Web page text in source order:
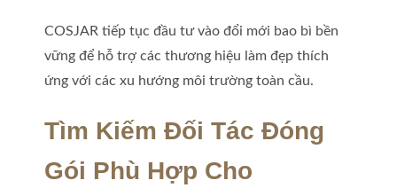
COSJAR tiếp tục đầu tư vào đổi mới bao bì bền
vững để hỗ trợ các thương hiệu làm đẹp thích
ứng với các xu hướng môi trường toàn cầu.
Tìm Kiếm Đối Tác Đóng
Gói Phù Hợp Cho